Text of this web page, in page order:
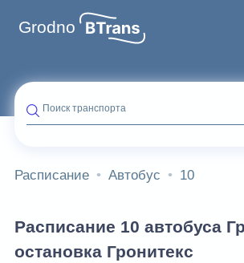
Grodno
Поиск транспорта
Расписание Автобус 10
Расписание 10 автобуса
остановка Гронитекс